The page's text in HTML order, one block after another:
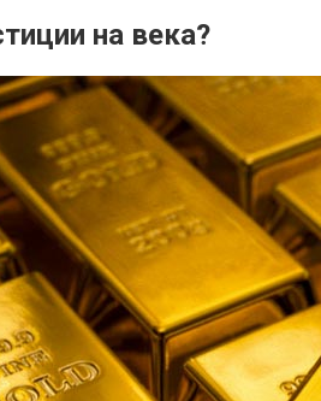
на века?